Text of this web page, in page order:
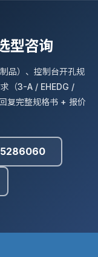
型咨询
品）、控制台开孔规
（3-A / EHEDG /
复完整规格书 + 报价